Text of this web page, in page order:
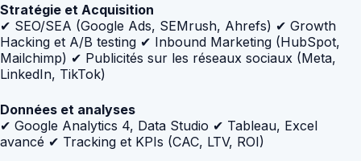
Stratégie et Acquisition
✔ SEO/SEA (Google Ads, SEMrush, Ahrefs) ✔ Growth
Hacking et A/B testing ✔ Inbound Marketing (HubSpot,
Mailchimp) ✔ Publicités sur les réseaux sociaux (Meta,
LinkedIn, TikTok)
Données et analyses
✔ Google Analytics 4, Data Studio ✔ Tableau, Excel
avancé ✔ Tracking et KPIs (CAC, LTV, ROI)